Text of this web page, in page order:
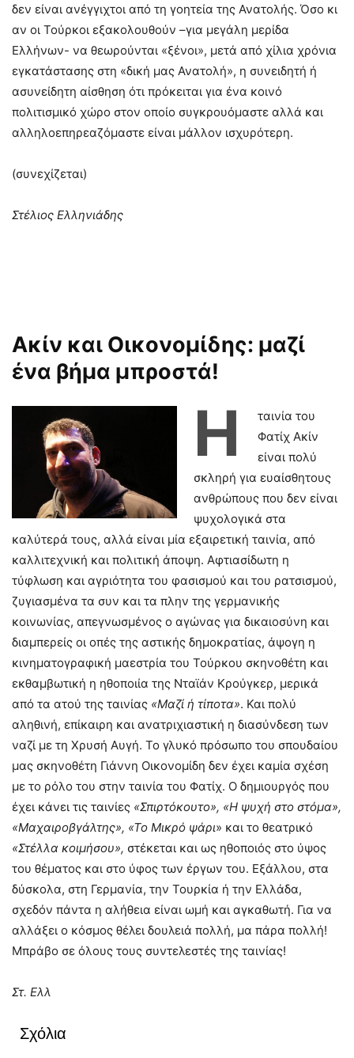
δεν είναι ανέγγιχτοι από τη γοητεία της Ανατολής. Όσο κι
αν οι Τούρκοι εξακολουθούν –για μεγάλη μερίδα
Ελλήνων- να θεωρούνται «ξένοι», μετά από χίλια χρόνια
εγκατάστασης στη «δική μας Ανατολή», η συνειδητή ή
ασυνείδητη αίσθηση ότι πρόκειται για ένα κοινό
πολιτισμικό χώρο στον οποίο συγκρουόμαστε αλλά και
αλληλοεπηρεαζόμαστε είναι μάλλον ισχυρότερη.
(συνεχίζεται)
Στέλιος Ελληνιάδης
Ακίν και Οικονομίδης: μαζί
ένα βήμα μπροστά!
Η
ταινία του
Φατίχ Ακίν
είναι πολύ
σκληρή για ευαίσθητους
ανθρώπους που δεν είναι
ψυχολογικά στα
καλύτερά τους, αλλά είναι μία εξαιρετική ταινία, από
καλλιτεχνική και πολιτική άποψη. Αφτιασίδωτη η
τύφλωση και αγριότητα του φασισμού και του ρατσισμού,
ζυγιασμένα τα συν και τα πλην της γερμανικής
κοινωνίας, απεγνωσμένος ο αγώνας για δικαιοσύνη και
διαμπερείς οι οπές της αστικής δημοκρατίας, άψογη η
κινηματογραφική μαεστρία του Τούρκου σκηνοθέτη και
εκθαμβωτική η ηθοποιία της Νταϊάν Κρούγκερ, μερικά
από τα ατού της ταινίας «Μαζί ή τίποτα». Και πολύ
αληθινή, επίκαιρη και ανατριχιαστική η διασύνδεση των
ναζί με τη Χρυσή Αυγή. Το γλυκό πρόσωπο του σπουδαίου
μας σκηνοθέτη Γιάννη Οικονομίδη δεν έχει καμία σχέση
με το ρόλο του στην ταινία του Φατίχ. Ο δημιουργός που
έχει κάνει τις ταινίες «Σπιρτόκουτο», «Η ψυχή στο στόμα»,
«Μαχαιροβγάλτης», «Το Μικρό ψάρι» και το θεατρικό
«Στέλλα κοιμήσου», στέκεται και ως ηθοποιός στο ύψος
του θέματος και στο ύφος των έργων του. Εξάλλου, στα
δύσκολα, στη Γερμανία, την Τουρκία ή την Ελλάδα,
σχεδόν πάντα η αλήθεια είναι ωμή και αγκαθωτή. Για να
αλλάξει ο κόσμος θέλει δουλειά πολλή, μα πάρα πολλή!
Μπράβο σε όλους τους συντελεστές της ταινίας!
Στ. Ελλ
Σχόλια